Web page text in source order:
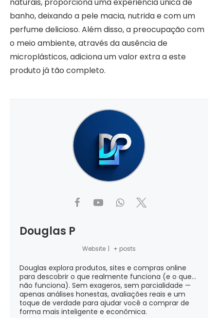
banho, deixando a pele macia, nutrida e com um
perfume delicioso. Além disso, a preocupação com
o meio ambiente, através da ausência de
microplásticos, adiciona um valor extra a este
produto já tão completo.
Douglas P
Website | + posts
Douglas explora produtos, sites e compras online
para descobrir o que realmente funciona (e o que...
não funciona). Sem exageros, sem parcialidade —
apenas análises honestas, avaliações reais e um
toque de verdade para ajudar você a comprar de
forma mais inteligente e econômica.